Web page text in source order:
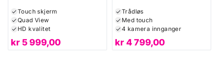
Touch skjerm
Quad View
HD kvalitet
kr5 999,00
Trådløs
Med touch
4 kamera innganger
kr4 799,00